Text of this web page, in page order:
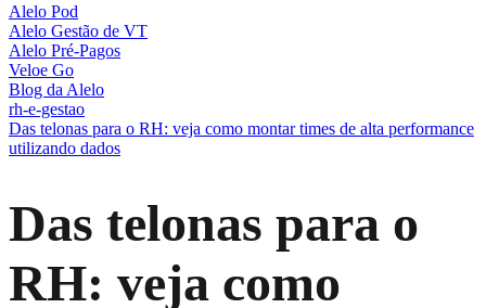
Alelo Pod
Alelo Gestão de VT
Alelo Pré-Pagos
Veloe Go
Blog da Alelo
rh-e-gestao
Das telonas para o RH: veja como montar times de alta performance
utilizando dados
Das telonas para o
RH: veja como